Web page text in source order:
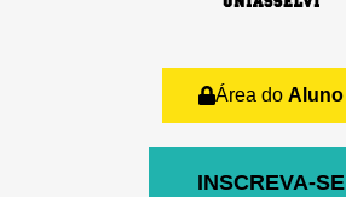
Área do Aluno
INSCREVA-SE